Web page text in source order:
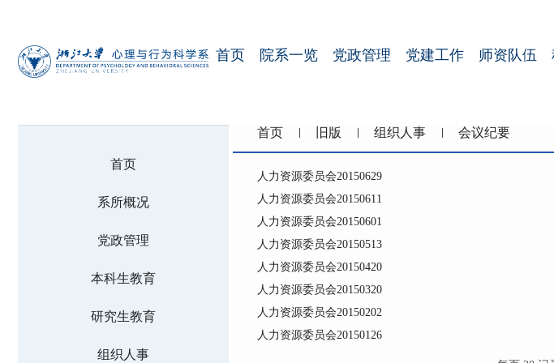
首页 院系一览 党政管理 党建工作 师资队伍
首页
系所概况
党政管理
本科生教育
研究生教育
组织人事
首页 旧版 组织人事 会议纪要
人力资源委员会20150629
人力资源委员会20150611
人力资源委员会20150601
人力资源委员会20150513
人力资源委员会20150420
人力资源委员会20150320
人力资源委员会20150202
人力资源委员会20150126